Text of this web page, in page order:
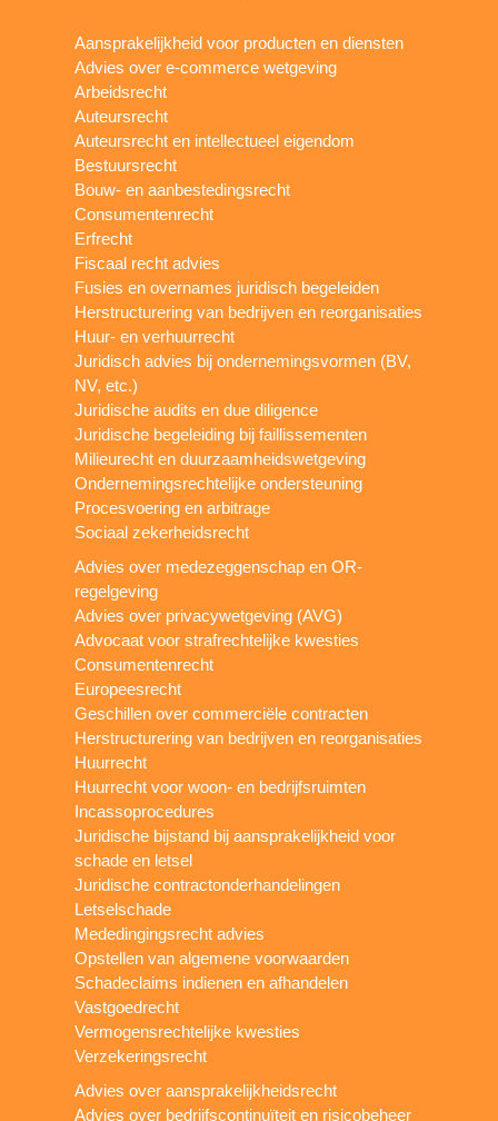
Aansprakelijkheid voor producten en diensten
Advies over e-commerce wetgeving
Arbeidsrecht
Auteursrecht
Auteursrecht en intellectueel eigendom
Bestuursrecht
Bouw- en aanbestedingsrecht
Consumentenrecht
Erfrecht
Fiscaal recht advies
Fusies en overnames juridisch begeleiden
Herstructurering van bedrijven en reorganisaties
Huur- en verhuurrecht
Juridisch advies bij ondernemingsvormen (BV,
NV, etc.)
Juridische audits en due diligence
Juridische begeleiding bij faillissementen
Milieurecht en duurzaamheidswetgeving
Ondernemingsrechtelijke ondersteuning
Procesvoering en arbitrage
Sociaal zekerheidsrecht
Advies over medezeggenschap en OR-
regelgeving
Advies over privacywetgeving (AVG)
Advocaat voor strafrechtelijke kwesties
Consumentenrecht
Europeesrecht
Geschillen over commerciële contracten
Herstructurering van bedrijven en reorganisaties
Huurrecht
Huurrecht voor woon- en bedrijfsruimten
Incassoprocedures
Juridische bijstand bij aansprakelijkheid voor
schade en letsel
Juridische contractonderhandelingen
Letselschade
Mededingingsrecht advies
Opstellen van algemene voorwaarden
Schadeclaims indienen en afhandelen
Vastgoedrecht
Vermogensrechtelijke kwesties
Verzekeringsrecht
Advies over aansprakelijkheidsrecht
Advies over bedrijfscontinuïteit en risicobeheer